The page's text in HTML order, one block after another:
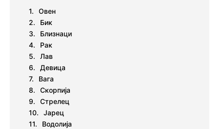
Овен
Бик
Близнаци
Рак
Лав
Девица
Вага
Скорпија
Стрелец
Јарец
Водолија